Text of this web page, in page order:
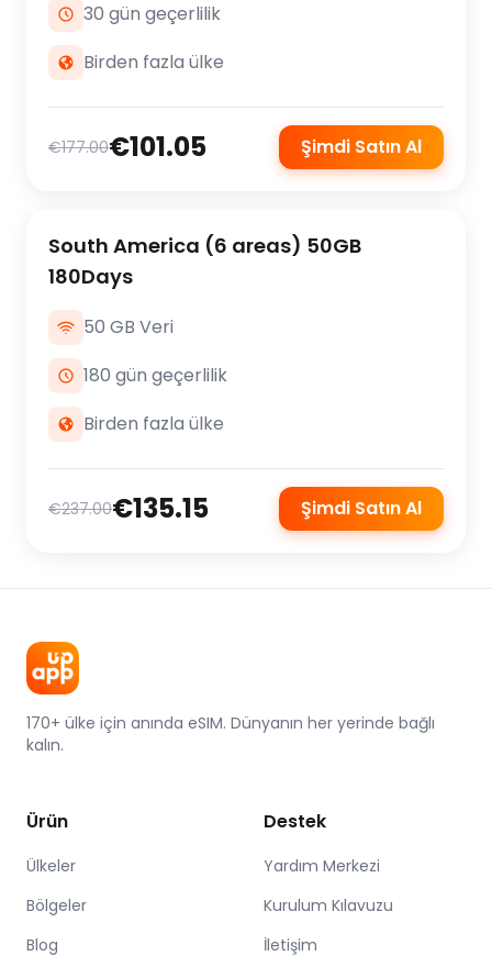
30 gün geçerlilik
Birden fazla ülke
€177.00€101.05 Şimdi Satın Al
South America (6 areas) 50GB
180Days
50 GB Veri
180 gün geçerlilik
Birden fazla ülke
€237.00€135.15 Şimdi Satın Al
170+ ülke için anında eSIM. Dünyanın her yerinde bağlı
kalın.
Ürün
Ülkeler
Bölgeler
Blog
Destek
Yardım Merkezi
Kurulum Kılavuzu
İletişim